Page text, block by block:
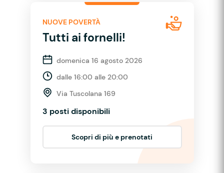
NUOVE POVERTÀ
Tutti ai fornelli!
domenica 16 agosto 2026
dalle 16:00 alle 20:00
Via Tuscolana 169
3 posti disponibili
Scopri di più e prenotati